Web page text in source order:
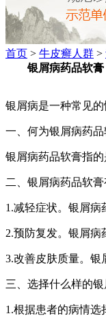
首页 > 牛皮癣人群 >
银屑病药品软膏
银屑病是一种常见
一、何为银屑病药品
银屑病药品软膏指
二、银屑病药品软
1.减轻症状。银屑病
2.预防复发。银屑病
3.改善皮肤质量。银
三、选择什么样的
1.根据患者的病情选